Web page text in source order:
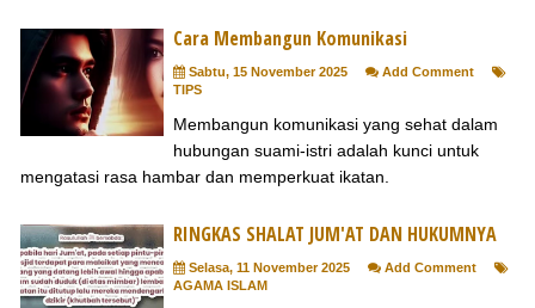
Cara Membangun Komunikasi
Sabtu, 15 November 2025
Add Comment
TIPS
Membangun komunikasi yang sehat dalam
hubungan suami-istri adalah kunci untuk
mengatasi rasa hambar dan memperkuat ikatan.
RINGKAS SHALAT JUM'AT DAN HUKUMNYA
Selasa, 11 November 2025
Add Comment
AGAMA ISLAM